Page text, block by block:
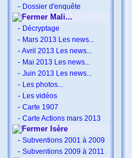
- Dossier d'enquête
Mali...
- Décryptage
- Mars 2013 Les news...
- Avril 2013 Les news...
- Mai 2013 Les news...
- Juin 2013 Les news...
- Les photos...
- Les vidéos
- Carte 1907
- Carte Actions mars 2013
Isère
- Subventions 2001 à 2009
- Subventions 2009 à 2011